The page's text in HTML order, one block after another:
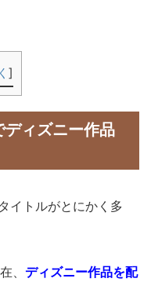
]
ディズニー作品
イトルがとにかく多
、 ディズニー作品を配